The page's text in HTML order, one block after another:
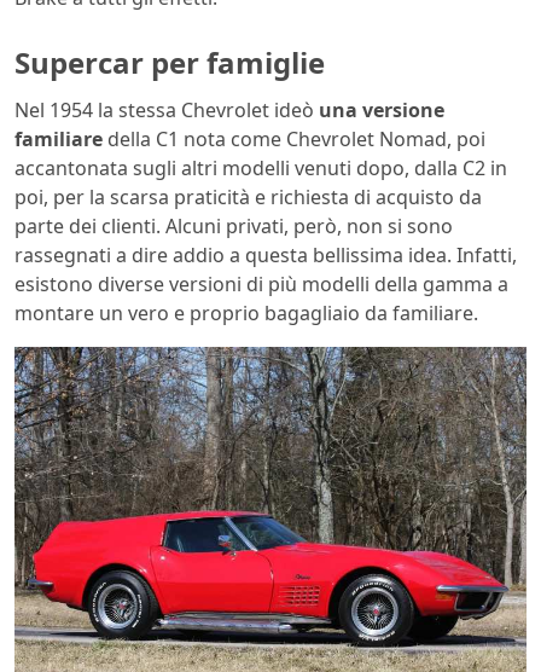
Supercar per famiglie
Nel 1954 la stessa Chevrolet ideò una versione
familiare della C1 nota come Chevrolet Nomad, poi
accantonata sugli altri modelli venuti dopo, dalla C2 in
poi, per la scarsa praticità e richiesta di acquisto da
parte dei clienti. Alcuni privati, però, non si sono
rassegnati a dire addio a questa bellissima idea. Infatti,
esistono diverse versioni di più modelli della gamma a
montare un vero e proprio bagagliaio da familiare.